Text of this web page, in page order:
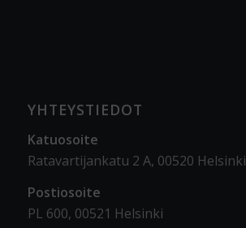
YHTEYSTIEDOT
Katuosoite
Ratavartijankatu 2 A, 00520 Helsinki
Postiosoite
PL 600, 00521 Helsinki